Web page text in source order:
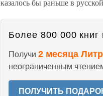
казалось бы раньше в
Более 800 000 книг
Получи 2 месяца
неограниченным
ПОЛУЧИТЬ